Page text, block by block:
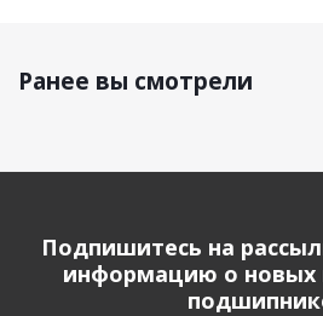
Ранее вы смотрели
Подпишитесь на
информацию о новых